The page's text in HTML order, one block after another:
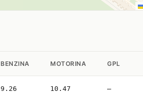
BENZINA MOTORINA GPL
9.26 10.47 —